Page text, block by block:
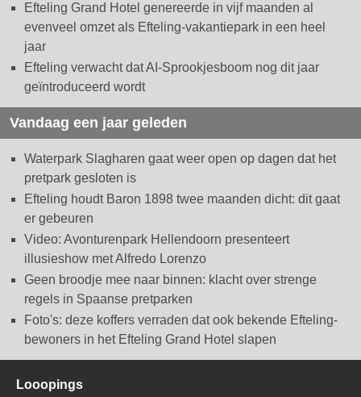
Efteling Grand Hotel genereerde in vijf maanden al
evenveel omzet als Efteling-vakantiepark in een heel
jaar
Efteling verwacht dat AI-Sprookjesboom nog dit jaar
geïntroduceerd wordt
Vandaag een jaar geleden
Waterpark Slagharen gaat weer open op dagen dat het
pretpark gesloten is
Efteling houdt Baron 1898 twee maanden dicht: dit gaat
er gebeuren
Video: Avonturenpark Hellendoorn presenteert
illusieshow met Alfredo Lorenzo
Geen broodje mee naar binnen: klacht over strenge
regels in Spaanse pretparken
Foto's: deze koffers verraden dat ook bekende Efteling-
bewoners in het Efteling Grand Hotel slapen
Looopings